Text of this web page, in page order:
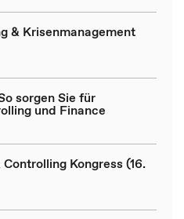
& Krisenmanagement
sorgen Sie für
und Finance
Kongress (16.